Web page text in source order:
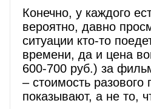
Конечно, у каждого
вероятно, давно
ситуации кто-то
времени, да и цена
600-700 руб.) за
– стоимость
показывают, а не то,